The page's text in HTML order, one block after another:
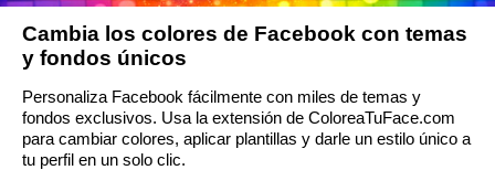
Cambia los colores de Facebook con temas
y fondos únicos
Personaliza Facebook fácilmente con miles de temas y
fondos exclusivos. Usa la extensión de ColoreaTuFace.com
para cambiar colores, aplicar plantillas y darle un estilo único a
tu perfil en un solo clic.